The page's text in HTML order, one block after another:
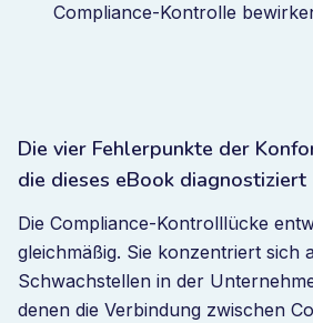
Compliance-Kontrolle
Die vier Fehlerpunkte der
die dieses eBook diagnostiziert
Die Compliance-Kontrolllücke
gleichmäßig. Sie konzentriert sich
Schwachstellen in der
denen die Verbindung zwischen